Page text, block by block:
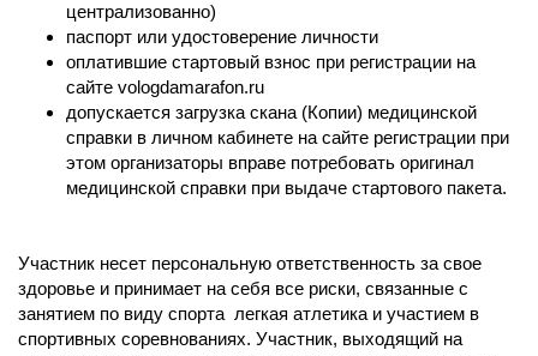
централизованно)
паспорт или удостоверение личности
оплатившие стартовый взнос при регистрации на
сайте vologdamarafon.ru
допускается загрузка скана (Копии) медицинской
справки в личном кабинете на сайте регистрации при
этом организаторы вправе потребовать оригинал
медицинской справки при выдаче стартового пакета.
Участник несет персональную ответственность за свое
здоровье и принимает на себя все риски, связанные с
занятием по виду спорта легкая атлетика и участием в
спортивных соревнованиях. Участник, выходящий на